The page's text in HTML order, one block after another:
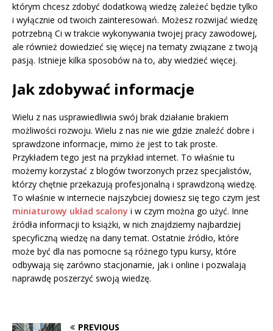
którym chcesz zdobyć dodatkową wiedzę zależeć będzie tylko
i wyłącznie od twoich zainteresowań. Możesz rozwijać wiedzę
potrzebną Ci w trakcie wykonywania twojej pracy zawodowej,
ale również dowiedzieć się więcej na tematy związane z twoją
pasją. Istnieje kilka sposobów na to, aby wiedzieć więcej.
Jak zdobywać informacje
Wielu z nas usprawiedliwia swój brak działanie brakiem
możliwości rozwoju. Wielu z nas nie wie gdzie znaleźć dobre i
sprawdzone informacje, mimo że jest to tak proste.
Przykładem tego jest na przykład internet. To właśnie tu
możemy korzystać z blogów tworzonych przez specjalistów,
którzy chętnie przekazują profesjonalną i sprawdzoną wiedzę.
To właśnie w internecie najszybciej dowiesz się tego czym jest
miniaturowy układ scalony i w czym można go użyć. Inne
źródła informacji to książki, w nich znajdziemy najbardziej
specyficzną wiedzę na dany temat. Ostatnie źródło, które
może być dla nas pomocne są różnego typu kursy, które
odbywają się zarówno stacjonarnie, jak i online i pozwalają
naprawdę poszerzyć swoją wiedzę.
PREVIOUS